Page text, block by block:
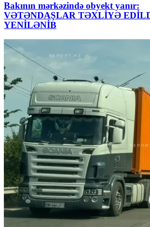
Bakının mərkəzində obyekt yanır:
VƏTƏNDAŞLAR TƏXLİYƏ
YENİLƏNİB